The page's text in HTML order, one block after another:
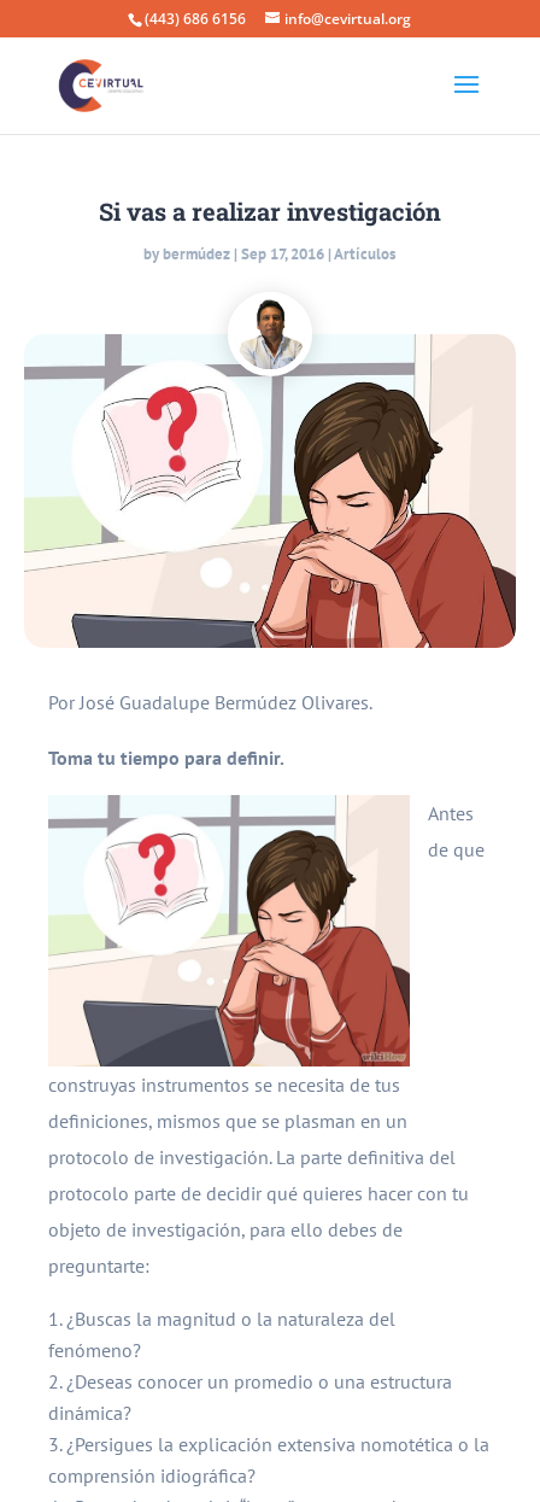
(443) 686 6156 info@cevirtual.org
Si vas a realizar investigación
bybermúdez |Sep 17, 2016 |Artículos
Por José Guadalupe Bermúdez Olivares.
Toma tu tiempo para definir.
Antes
de que
construyas instrumentos se necesita de tus
definiciones, mismos que se plasman en un
protocolo de investigación. La parte definitiva del
protocolo parte de decidir qué quieres hacer con tu
objeto de investigación, para ello debes de
preguntarte:
¿Buscas la magnitud o la naturaleza del
fenómeno?
¿Deseas conocer un promedio o una estructura
dinámica?
¿Persigues la explicación extensiva nomotética o la
comprensión idiográfica?